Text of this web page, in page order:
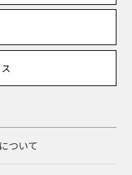
ついて